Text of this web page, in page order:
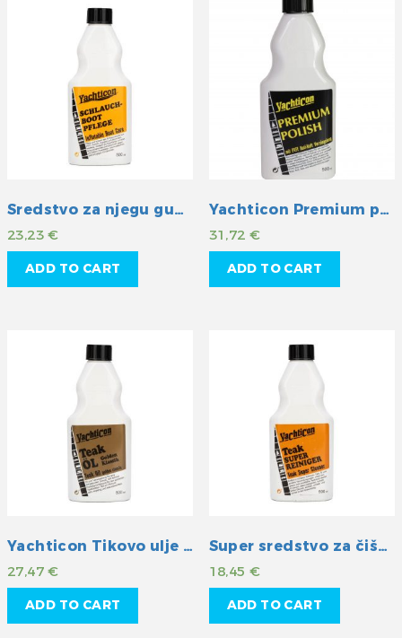
Sredstvo za njegu gumenih čamaca
23,23€
ADD TO CART
Yachticon Premium politura s teflon-om
31,72€
ADD TO CART
Yachticon Tikovo ulje golden klassik
27,47€
ADD TO CART
Super sredstvo za čišćenje tikovine
18,45€
ADD TO CART